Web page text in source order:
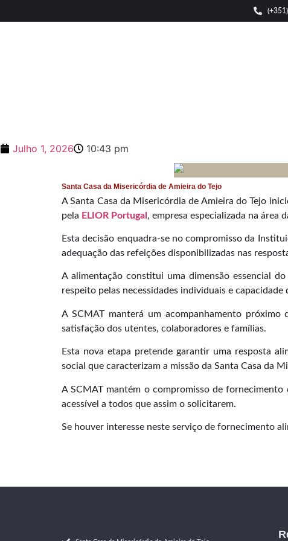
Julho 1, 2026 10:43 pm
Santa Casa da Misericórdia de Amieira do Tejo
A Santa Casa da Misericórdia de Amieira do Tejo
pela ELIOR Portugal , empresa especializada na área
Esta decisão enquadra-se no compromisso da
adequação das refeições disponibilizadas nas
A alimentação constitui uma dimensão essencial
respeito pelas necessidades individuais e
A SCMAT manterá um acompanhamento
satisfação dos utentes, colaboradores e famílias.
Esta nova etapa pretende garantir uma resposta
social que caracterizam a missão da Santa Casa da
A SCMAT mantém o compromisso de
acessível a todos que assim o solicitarem.
Se houver interesse neste serviço de fornecimento